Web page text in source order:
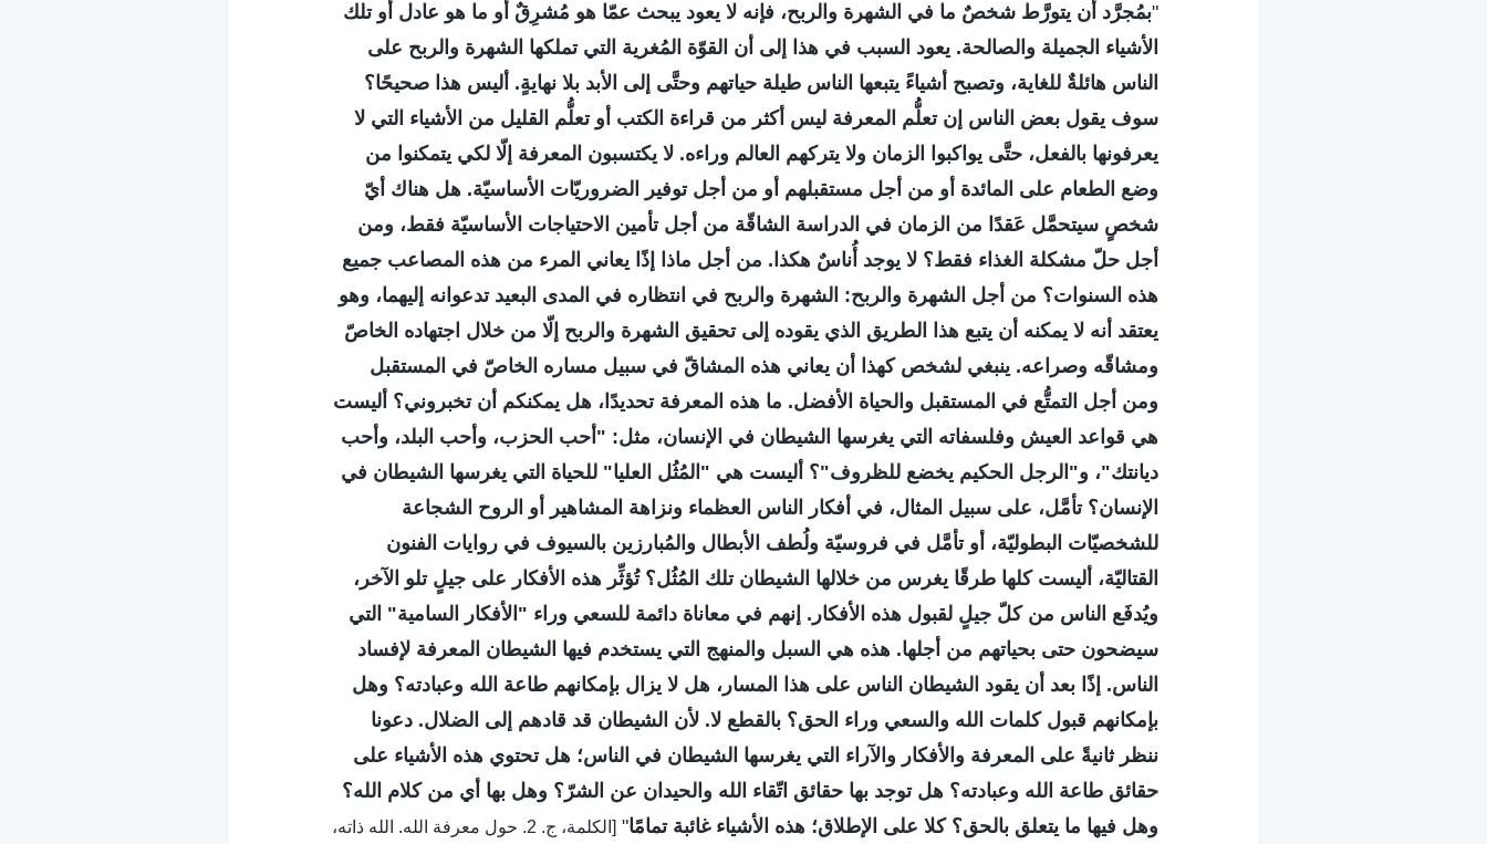
"بمُجرَّد أن يتورَّط شخصٌ ما في الشهرة والربح، فإنه لا يعود يبحث عمّا هو مُشرِقٌ أو ما هو عادل أو تلك
الأشياء الجميلة والصالحة. يعود السبب في هذا إلى أن القوّة المُغرية التي تملكها الشهرة والربح على
الناس هائلةٌ للغاية، وتصبح أشياءً يتبعها الناس طيلة حياتهم وحتَّى إلى الأبد بلا نهايةٍ. أليس هذا صحيحًا؟
سوف يقول بعض الناس إن تعلُّم المعرفة ليس أكثر من قراءة الكتب أو تعلُّم القليل من الأشياء التي لا
يعرفونها بالفعل، حتَّى يواكبوا الزمان ولا يتركهم العالم وراءه. لا يكتسبون المعرفة إلّا لكي يتمكنوا من
وضع الطعام على المائدة أو من أجل مستقبلهم أو من أجل توفير الضروريّات الأساسيّة. هل هناك أيّ
شخصٍ سيتحمَّل عَقدًا من الزمان في الدراسة الشاقّة من أجل تأمين الاحتياجات الأساسيّة فقط، ومن
أجل حلّ مشكلة الغذاء فقط؟ لا يوجد أُناسٌ هكذا. من أجل ماذا إذًا يعاني المرء من هذه المصاعب جميع
هذه السنوات؟ من أجل الشهرة والربح: الشهرة والربح في انتظاره في المدى البعيد تدعوانه إليهما، وهو
يعتقد أنه لا يمكنه أن يتبع هذا الطريق الذي يقوده إلى تحقيق الشهرة والربح إلّا من خلال اجتهاده الخاصّ
ومشاقّه وصراعه. ينبغي لشخص كهذا أن يعاني هذه المشاقّ في سبيل مساره الخاصّ في المستقبل
ومن أجل التمتُّع في المستقبل والحياة الأفضل. ما هذه المعرفة تحديدًا، هل يمكنكم أن تخبروني؟ أليست
هي قواعد العيش وفلسفاته التي يغرسها الشيطان في الإنسان، مثل: "أحب الحزب، وأحب البلد، وأحب
ديانتك"، و"الرجل الحكيم يخضع للظروف"؟ أليست هي "المُثُل العليا" للحياة التي يغرسها الشيطان في
الإنسان؟ تأمَّل، على سبيل المثال، في أفكار الناس العظماء ونزاهة المشاهير أو الروح الشجاعة
للشخصيّات البطوليّة، أو تأمَّل في فروسيّة ولُطف الأبطال والمُبارزين بالسيوف في روايات الفنون
القتاليّة، أليست كلها طرقًا يغرس من خلالها الشيطان تلك المُثُل؟ تُؤثِّر هذه الأفكار على جيلٍ تلو الآخر،
ويُدفَع الناس من كلّ جيلٍ لقبول هذه الأفكار. إنهم في معاناة دائمة للسعي وراء "الأفكار السامية" التي
سيضحون حتى بحياتهم من أجلها. هذه هي السبل والمنهج التي يستخدم فيها الشيطان المعرفة لإفساد
الناس. إذًا بعد أن يقود الشيطان الناس على هذا المسار، هل لا يزال بإمكانهم طاعة الله وعبادته؟ وهل
بإمكانهم قبول كلمات الله والسعي وراء الحق؟ بالقطع لا. لأن الشيطان قد قادهم إلى الضلال. دعونا
ننظر ثانيةً على المعرفة والأفكار والآراء التي يغرسها الشيطان في الناس؛ هل تحتوي هذه الأشياء على
حقائق طاعة الله وعبادته؟ هل توجد بها حقائق اتّقاء الله والحيدان عن الشرّ؟ وهل بها أي من كلام الله؟
وهل فيها ما يتعلق بالحق؟ كلا على الإطلاق؛ هذه الأشياء غائبة تمامًا"
[الكلمة، ج. 2. حول معرفة الله. الله ذاته،